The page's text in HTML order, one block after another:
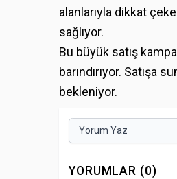
alanlarıyla dikkat
sağlıyor.
Bu büyük satış
barındırıyor. Satışa
bekleniyor.
Yorum Yaz
YORUMLAR (0)